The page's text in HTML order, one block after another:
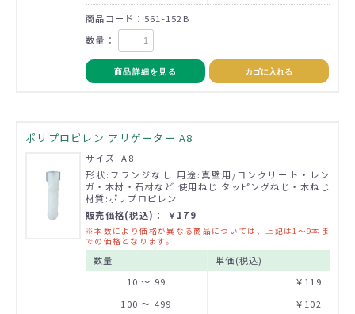
商品コード：561-152B
数量：
商品詳細を見る カゴに入れる
ポリプロピレン アリゲーター A8
サイズ: A8
形状:フランジなし 用途:真壁用/コンクリート・レン
ガ・木材・石材など 使用ねじ:タッピングねじ・木ねじ
材質:ポリプロピレン
販売価格(税込)： ￥179
※本数により価格が異なる商品については、上記は1～9本ま
での価格となります。
数量
単価(税込)
10 ～ 99
￥119
100 ～ 499
￥102